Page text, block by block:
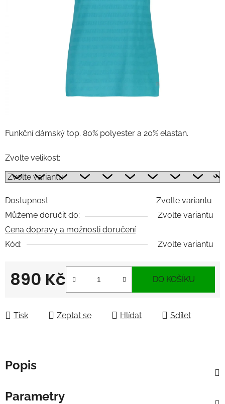
Funkční dámský top. 80% polyester a 20% elastan.
Zvolte velikost:
Dostupnost
Zvolte variantu
Můžeme doručit do:
Zvolte variantu
Cena dopravy a možnosti doručení
Kód:
Zvolte variantu
890 Kč DO KOŠÍKU
Tisk Zeptat se Hlídat Sdílet
Popis
Parametry